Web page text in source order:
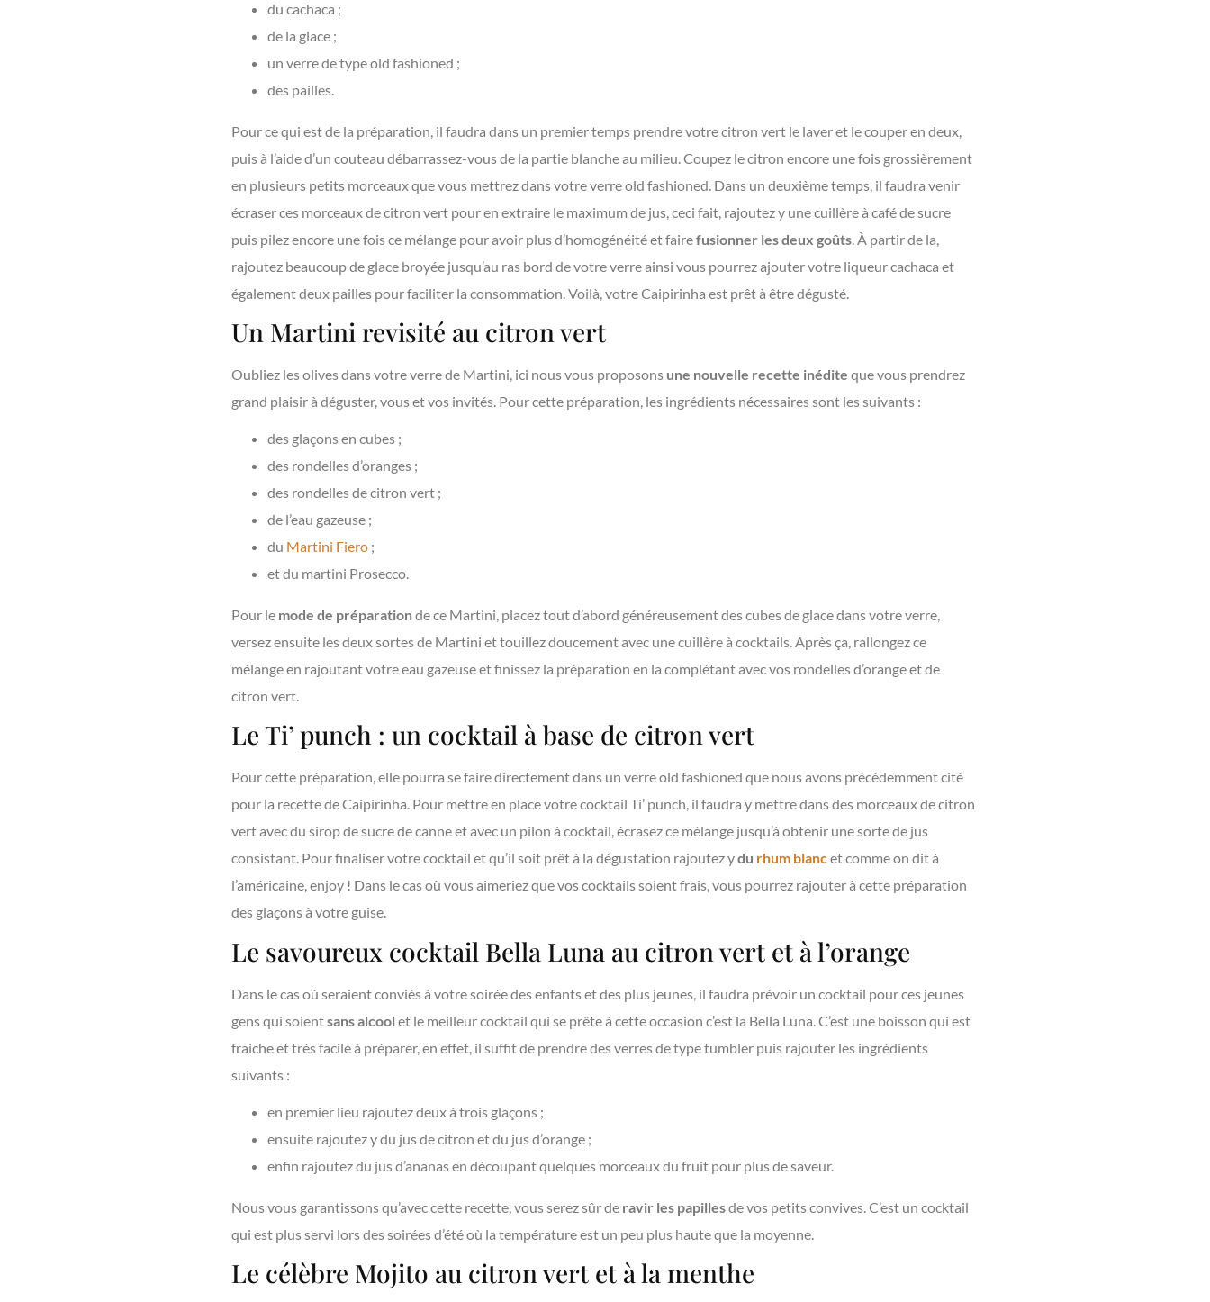
du cachaca ;
de la glace ;
un verre de type old fashioned ;
des pailles.
Pour ce qui est de la préparation, il faudra dans un premier temps prendre votre citron vert le laver et le couper en deux,
puis à l’aide d’un couteau débarrassez-vous de la partie blanche au milieu. Coupez le citron encore une fois grossièrement
en plusieurs petits morceaux que vous mettrez dans votre verre old fashioned. Dans un deuxième temps, il faudra venir
écraser ces morceaux de citron vert pour en extraire le maximum de jus, ceci fait, rajoutez y une cuillère à café de sucre
puis pilez encore une fois ce mélange pour avoir plus d’homogénéité et fairefusionner les deux goûts. À partir de la,
rajoutez beaucoup de glace broyée jusqu’au ras bord de votre verre ainsi vous pourrez ajouter votre liqueur cachaca et
également deux pailles pour faciliter la consommation. Voilà, votre Caipirinha est prêt à être dégusté.
Un Martini revisité au citron vert
Oubliez les olives dans votre verre de Martini, ici nous vous proposons une nouvelle recette inédite que vous prendrez
grand plaisir à déguster, vous et vos invités. Pour cette préparation, les ingrédients nécessaires sont les suivants :
des glaçons en cubes ;
des rondelles d’oranges ;
des rondelles de citron vert ;
de l’eau gazeuse ;
du Martini Fiero ;
et du martini Prosecco.
Pour le mode de préparationde ce Martini, placez tout d’abord généreusement des cubes de glace dans votre verre,
versez ensuite les deux sortes de Martini et touillez doucement avec une cuillère à cocktails. Après ça, rallongez ce
mélange en rajoutant votre eau gazeuse et finissez la préparation en la complétant avec vos rondelles d’orange et de
citron vert.
Le Ti’ punch : un cocktail à base de citron vert
Pour cette préparation, elle pourra se faire directement dans un verre old fashioned que nous avons précédemment cité
pour la recette de Caipirinha. Pour mettre en place votre cocktail Ti’ punch, il faudra y mettre dans des morceaux de citron
vert avec du sirop de sucre de canne et avec un pilon à cocktail, écrasez ce mélange jusqu’à obtenir une sorte de jus
consistant. Pour finaliser votre cocktail et qu’il soit prêt à la dégustation rajoutez ydu rhum blancet comme on dit à
l’américaine, enjoy ! Dans le cas où vous aimeriez que vos cocktails soient frais, vous pourrez rajouter à cette préparation
des glaçons à votre guise.
Le savoureux cocktail Bella Luna au citron vert et à l’orange
Dans le cas où seraient conviés à votre soirée des enfants et des plus jeunes, il faudra prévoir un cocktail pour ces jeunes
gens qui soientsans alcool et le meilleur cocktail qui se prête à cette occasion c’est la Bella Luna. C’est une boisson qui est
fraiche et très facile à préparer, en effet, il suffit de prendre des verres de type tumbler puis rajouter les ingrédients
suivants :
en premier lieu rajoutez deux à trois glaçons ;
ensuite rajoutez y du jus de citron et du jus d’orange ;
enfin rajoutez du jus d’ananas en découpant quelques morceaux du fruit pour plus de saveur.
Nous vous garantissons qu’avec cette recette, vous serez sûr de ravir les papillesde vos petits convives. C’est un cocktail
qui est plus servi lors des soirées d’été où la température est un peu plus haute que la moyenne.
Le célèbre Mojito au citron vert et à la menthe